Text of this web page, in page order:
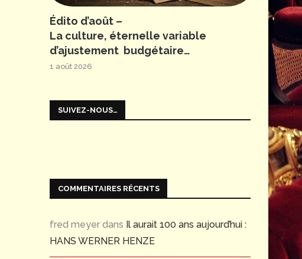
Édito d’août –
La culture, éternelle variable
d’ajustement budgétaire…
1 août 2026
SUIVEZ-NOUS…
COMMENTAIRES RÉCENTS
fred meyer dans Il aurait 100 ans aujourd’hui :
HANS WERNER HENZE